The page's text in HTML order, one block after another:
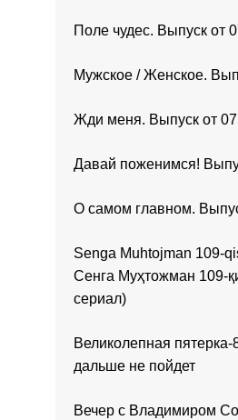
Поле чудес. Выпуск от
Мужское / Женское.
Жди меня. Выпуск от
Давай поженимся!
О самом главном.
Senga Muhtojman 109-
Сенга Муҳтожман 109-
сериал)
Великолепная
дальше не пойдет
Вечер с Владимиром